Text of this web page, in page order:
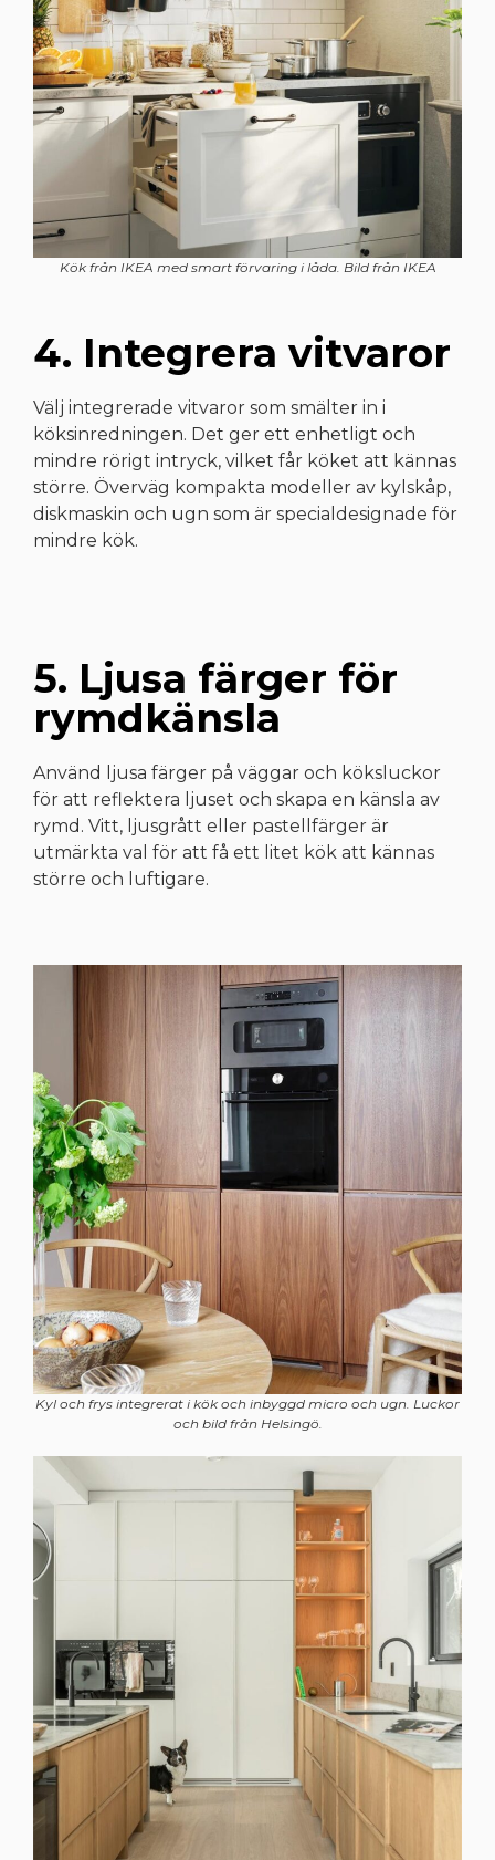
Kök från IKEA med smart förvaring i låda. Bild från IKEA
4. Integrera vitvaror
Välj integrerade vitvaror som smälter in i
köksinredningen. Det ger ett enhetligt och
mindre rörigt intryck, vilket får köket att kännas
större. Överväg kompakta modeller av kylskåp,
diskmaskin och ugn som är specialdesignade för
mindre kök.
5. Ljusa färger för
rymdkänsla
Använd ljusa färger på väggar och köksluckor
för att reflektera ljuset och skapa en känsla av
rymd. Vitt, ljusgrått eller pastellfärger är
utmärkta val för att få ett litet kök att kännas
större och luftigare.
Kyl och frys integrerat i kök och inbyggd micro och ugn. Luckor
och bild från Helsingö.